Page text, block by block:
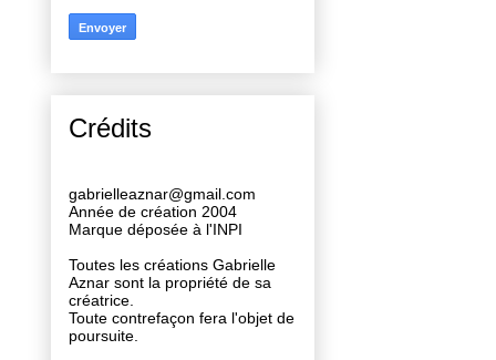
Crédits
gabrielleaznar@gmail.com
Année de création 2004
Marque déposée à l'INPI
Toutes les créations Gabrielle
Aznar sont la propriété de sa
créatrice.
Toute contrefaçon fera l'objet de
poursuite.